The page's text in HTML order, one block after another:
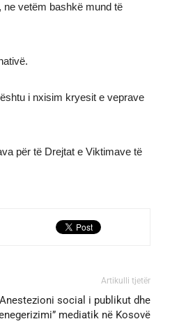
ne vetëm bashkë mund të
i nxisim kryesit e veprave
për të Drejtat e Viktimave të
Artikulli tjetër
Anestezioni social i publikut dhe
mediatik në Kosovë